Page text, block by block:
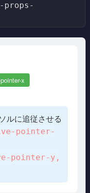
props-
x
ルに追従させる
pointer-
pointer-y,